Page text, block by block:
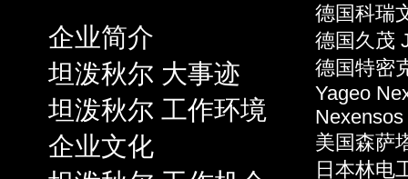
企业简介
坦泼秋尔 大事迹
坦泼秋尔 工作环境
企业文化
德国科瑞
德国久茂
德国特密
Yageo
Nexensos
美国森萨
日本林电